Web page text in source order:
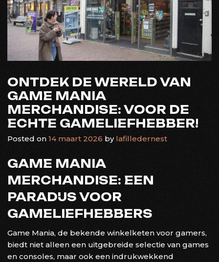
ONTDEK DE WERELD VAN
GAME MANIA
MERCHANDISE: VOOR DE
ECHTE GAMELIEFHEBBER!
Posted on 14 maart 2026 by lafilledernest
GAME MANIA
MERCHANDISE: EEN
PARADIJS VOOR
GAMELIEFHEBBERS
Game Mania, de bekende winkelketen voor gamers,
biedt niet alleen een uitgebreide selectie van games
en consoles, maar ook een indrukwekkend